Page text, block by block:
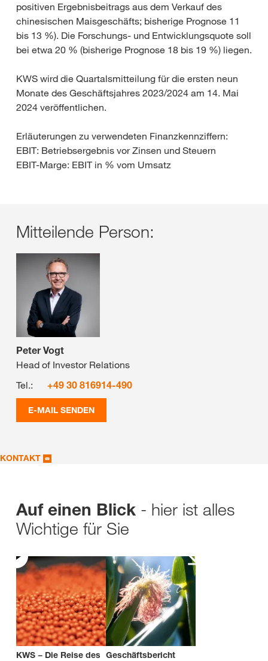
positiven Ergebnisbeitrags aus dem Verkauf des
chinesischen Maisgeschäfts; bisherige Prognose 11
bis 13 %). Die Forschungs- und Entwicklungsquote soll
bei etwa 20 % (bisherige Prognose 18 bis 19 %) liegen.
KWS wird die Quartalsmitteilung für die ersten neun
Monate des Geschäftsjahres 2023/2024 am 14. Mai
2024 veröffentlichen.
Erläuterungen zu verwendeten Finanzkennziffern:
EBIT: Betriebsergebnis vor Zinsen und Steuern
EBIT-Marge: EBIT in % vom Umsatz
Mitteilende Person:
Peter Vogt
Head of Investor Relations
Tel.:
+49 30 816914-490
E-MAIL SENDEN
KONTAKT
Auf einen Blick - hier ist alles
Wichtige für Sie
KWS − Die Reise des Geschäftsbericht